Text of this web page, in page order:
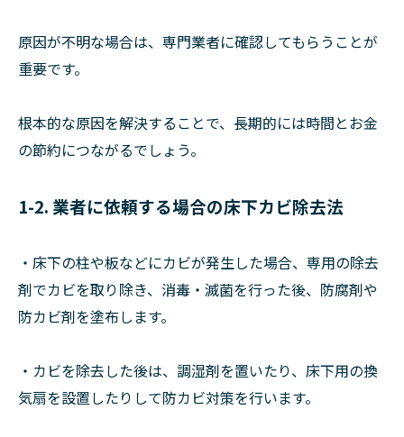
原因が不明な場合は、専門業者に確認してもらうことが
重要です。
根本的な原因を解決することで、長期的には時間とお金
の節約につながるでしょう。
1-2. 業者に依頼する場合の床下カビ除去法
・床下の柱や板などにカビが発生した場合、専用の除去
剤でカビを取り除き、消毒・滅菌を行った後、防腐剤や
防カビ剤を塗布します。
・カビを除去した後は、調湿剤を置いたり、床下用の換
気扇を設置したりして防カビ対策を行います。